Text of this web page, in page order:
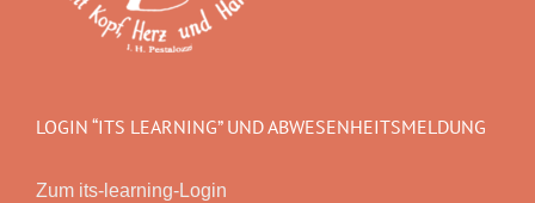
LOGIN “ITS LEARNING” UND ABWESENHEITSMELDUNG
Zum its-learning-Login